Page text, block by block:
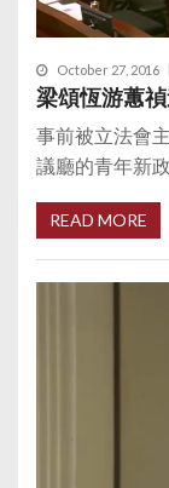
October 27, 2016
梁頌恆游蕙
事前被立法會
議廳的青年新
READ MORE